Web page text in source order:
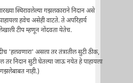
स्थिरावलेल्या गझलकाराने निदान असे
हवेच असेही वाटते. ते अपरिहार्य
टीप म्हणून नोंदवता येतेच.
'हलवणारा' असला तर तंत्रातील सुटी ठीक,
निदान सुटी घेतल्या जाऊ नयेत हे पाहायला
नाही.)